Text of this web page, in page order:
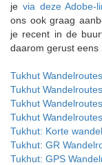
je via deze Adobe-
ons ook graag
je recent in de
daarom gerust eens
Tukhut
Tukhut
Tukhut
Tukhut
Tukhut: Korte
Tukhut: GR
Tukhut: GPS